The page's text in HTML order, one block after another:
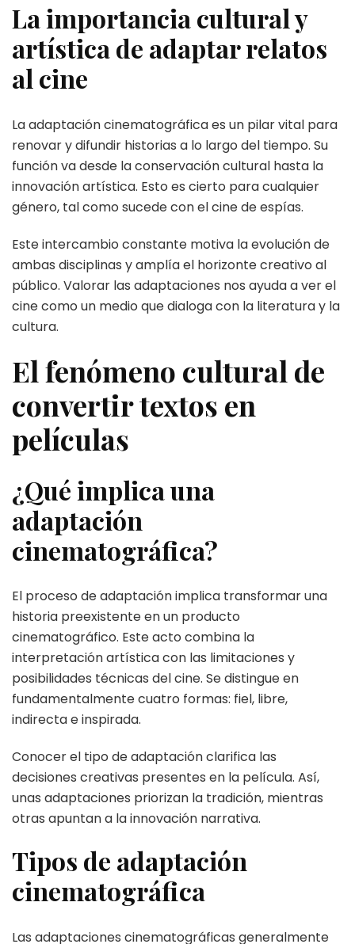
La importancia cultural y
artística de adaptar relatos
al cine
La adaptación cinematográfica es un pilar vital para
renovar y difundir historias a lo largo del tiempo. Su
función va desde la conservación cultural hasta la
innovación artística. Esto es cierto para cualquier
género, tal como sucede con el cine de espías.
Este intercambio constante motiva la evolución de
ambas disciplinas y amplía el horizonte creativo al
público. Valorar las adaptaciones nos ayuda a ver el
cine como un medio que dialoga con la literatura y la
cultura.
El fenómeno cultural de
convertir textos en
películas
¿Qué implica una
adaptación
cinematográfica?
El proceso de adaptación implica transformar una
historia preexistente en un producto
cinematográfico. Este acto combina la
interpretación artística con las limitaciones y
posibilidades técnicas del cine. Se distingue en
fundamentalmente cuatro formas: fiel, libre,
indirecta e inspirada.
Conocer el tipo de adaptación clarifica las
decisiones creativas presentes en la película. Así,
unas adaptaciones priorizan la tradición, mientras
otras apuntan a la innovación narrativa.
Tipos de adaptación
cinematográfica
Las adaptaciones cinematográficas generalmente